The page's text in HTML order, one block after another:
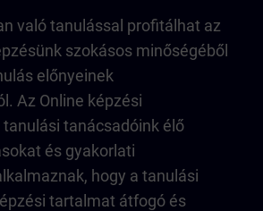
való tanulással profitálhat az
szokásos minőségéből
előnyeinek
Az Online képzési
tanácsadóink élő
és gyakorlati
hogy a tanulási
tartalmat átfogó és